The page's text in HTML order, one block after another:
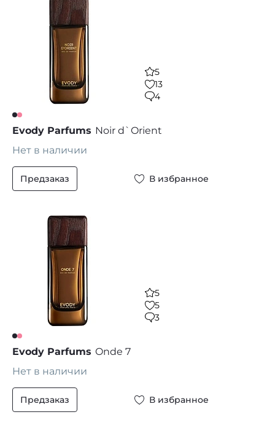
5
13
4
Evody Parfums Noir d`Orient
Нет в наличии
Предзаказ В избранное
5
5
3
Evody Parfums Onde 7
Нет в наличии
Предзаказ В избранное